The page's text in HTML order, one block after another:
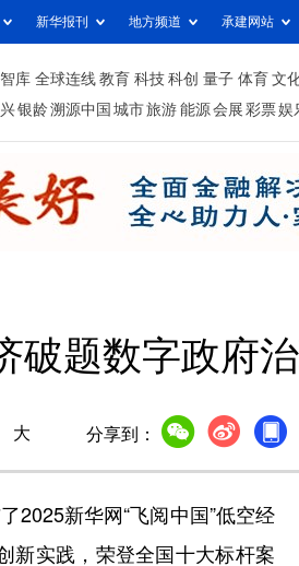
新华报刊 地方频道 承建网站
库 全球连线 教育 科技 科创 量子 体育 文
银龄溯源中国 城市旅游 能源 会展 彩票娱
破题数字政府
大 分享到：
2025新华网“飞阅中国”低空经
新实践，荣登全国十大标杆案